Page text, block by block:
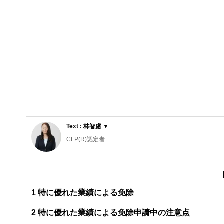
Text : 林智慮 ▼
CFP(R)認定者
確定拠出年金相談ねっと認定FP
ンシャル・プランナーとなる。コーチング資格も習得し
1 特に優れた業績による免除
2 特に優れた業績による免除申請中の注意点